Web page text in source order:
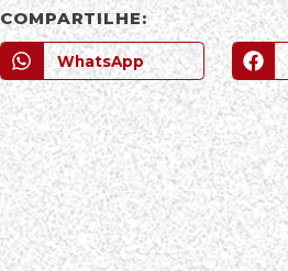
COMPARTILHE:
WhatsApp